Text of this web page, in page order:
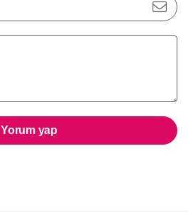
Yorum yap